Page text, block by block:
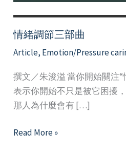
情緒調節三部曲
Article, Emotion/Pressure
撰文／朱浚溢 當你開始關注“
表示你開始不只是被它困擾
那人為什麼會有 […]
情
Read More »